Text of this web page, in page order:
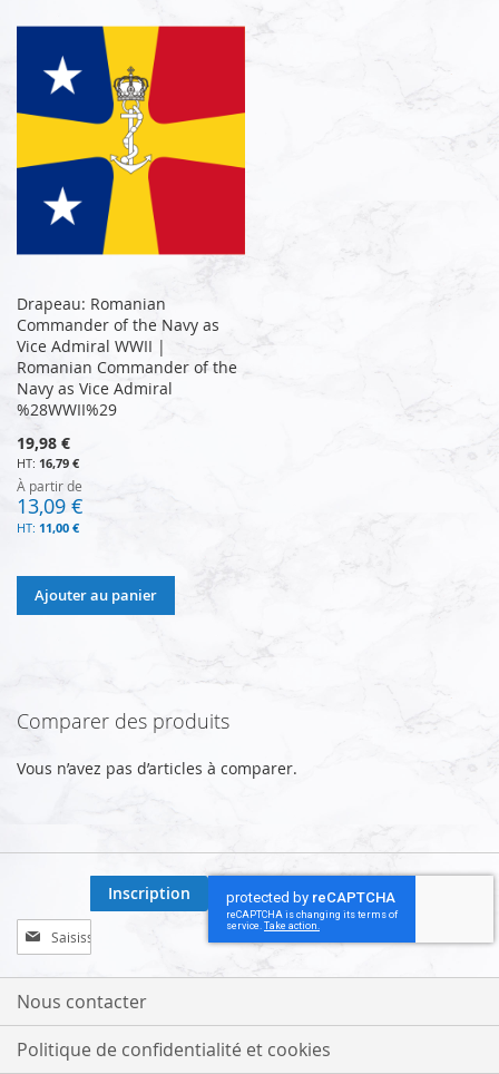
Drapeau: Romanian
Commander of the Navy as
Vice Admiral WWII |
Romanian Commander of the
Navy as Vice Admiral
%28WWII%29
19,98 €
16,79 €
À partir de
13,09 €
11,00 €
Ajouter au panier
Comparer des produits
Vous n’avez pas d’articles à comparer.
Inscription
à
notre
lettre
:
Inscription
Nous contacter
Politique de confidentialité et cookies